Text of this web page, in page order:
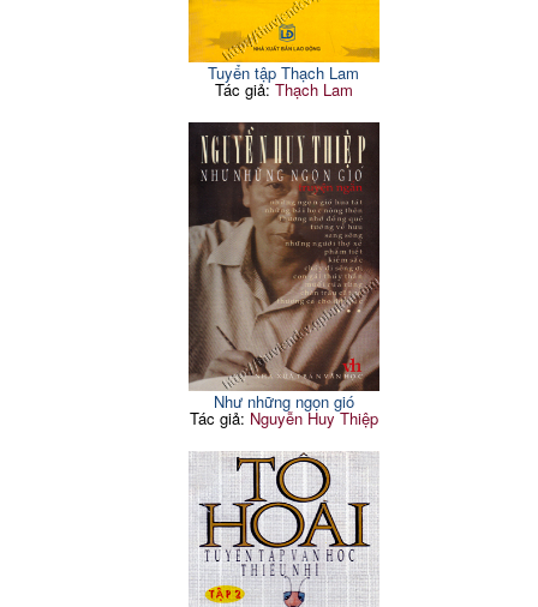
Tuyển tập Thạch Lam
Tác giả: Thạch Lam
Như những ngọn gió
Tác giả: Nguyễn Huy Thiệp